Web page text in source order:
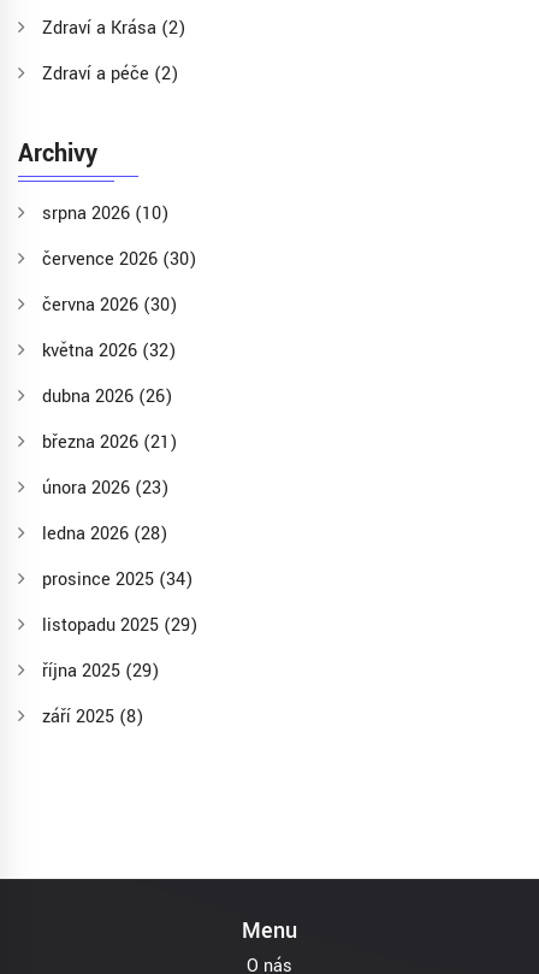
Zdraví a Krása (2)
Zdraví a péče (2)
Archivy
srpna 2026 (10)
července 2026 (30)
června 2026 (30)
května 2026 (32)
dubna 2026 (26)
března 2026 (21)
února 2026 (23)
ledna 2026 (28)
prosince 2025 (34)
listopadu 2025 (29)
října 2025 (29)
září 2025 (8)
Menu
O nás